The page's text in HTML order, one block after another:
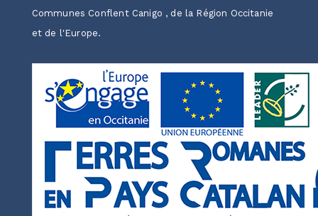
Communes Conflent Canigo , de la Région Occitanie
et de l'Europe.